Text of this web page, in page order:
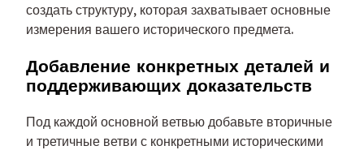
создать структуру, которая захватывает основные
измерения вашего исторического предмета.
Добавление конкретных деталей и
поддерживающих доказательств
Под каждой основной ветвью добавьте вторичные
и третичные ветви с конкретными историческими